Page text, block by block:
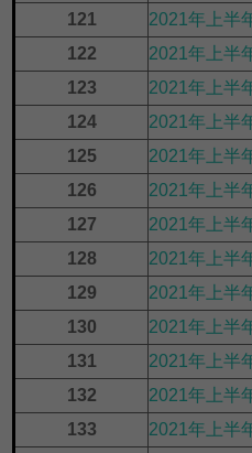
121
2021年上半
122
2021年上半
123
2021年上半
124
2021年上半
125
2021年上半
126
2021年上半
127
2021年上半
128
2021年上半
129
2021年上半
130
2021年上半
131
2021年上半
132
2021年上半
133
2021年上半